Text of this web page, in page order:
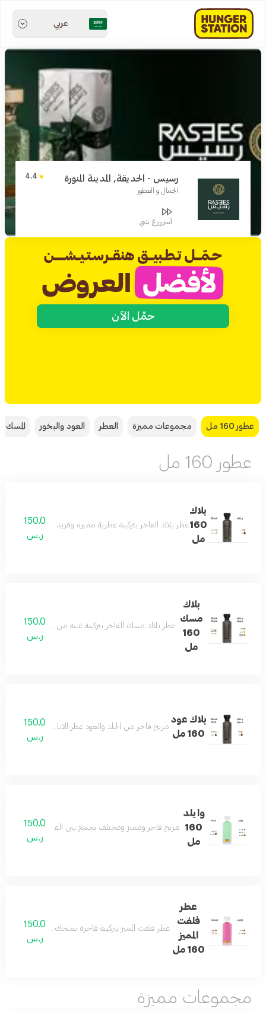
عربي
رسيس - الحديقة, المدينة المنورة
الجمال و العطور
4.4
أسرررع شي
حمِّل الآن
عطور 160 مل مجموعات مميزة العطر العود والبخور المسك
عطور 160 مل
بلاك
160
مل
عطر بلاك الفاخر بتركيبة عطرية مميزة وفريدة بحجم 160 مل يدوم طويلا على البشرة ويمنحك إحساسا بالثقة والأناقة طوال اليوم
150.0
ر.س
بلاك
مسك
160
مل
عطر بلاك مسك الفاخر بتركيبة غنية من الجلد الأنيق
150.0
ر.س
بلاك عود
160 مل
مزيج فاخر من الجلد والعود عطر الاناقه والفخامه
150.0
ر.س
وايلد
160
مل
مزيج فاخر ومميز ومختلف يجمع بين الفانيلا والكمثرى
150.0
ر.س
عطر
فلفت
المميز
160 مل
عطر فلفت المميز بتركيبة فاخرة تمنحك رائحة منعشة
150.0
ر.س
مجموعات مميزة